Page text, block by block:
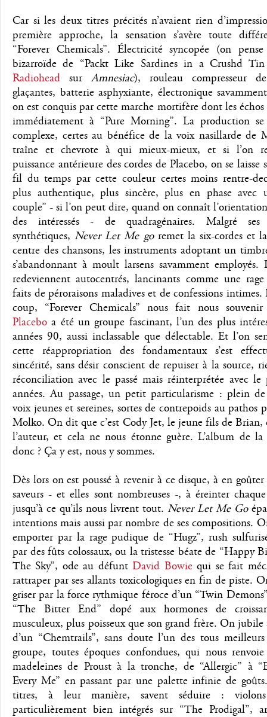
Car si les deux titres précités n’avaient rien
première approche, la sensation s’avère toute
“Forever Chemicals”. Électricité syncopée (on
bizarroïde de “Packt Like Sardines in a Crushd
Radiohead surAmnesiac), rouleau compresseur
glaçantes, batterie asphyxiante, électronique
on est conquis par cette marche mortifère dont les
immédiatement à “Pure Morning”. La production
complexe, certes au bénéfice de la voix nasillarde de
traîne et chevrote à qui mieux-mieux, et si l’on
puissance antérieure des cordes de Placebo, on se laisse
fil du temps par cette couleur certes moins rentre-
plus authentique, plus sincère, plus en phase avec
couple” - si l’on peut dire, quand on connaît
des intéressés - de quadragénaires. Malgré ses
synthétiques, Never Let Me goremet la six-cordes et
centre des chansons, les instruments adoptant un
s’abandonnant à moult larsens savamment employés.
redeviennent autocentrés, lancinants comme une
faits de péroraisons maladives et de confessions intimes.
coup, “Forever Chemicals” nous fait nous
Placebo a été un groupe fascinant, l’un des plus
années 90, aussi inclassable que délectable. Et l’on
cette réappropriation des fondamentaux s’est
sincérité, sans désir conscient de repuiser à la source,
réconciliation avec le passé mais réinterprétée avec le
années. Au passage, un petit particularisme : plein de
voix jeunes et sereines, sortes de contrepoids au pathos
Molko. On dit que c’est Cody Jet, le jeune fils de Brian,
l’auteur, et cela ne nous étonne guère. L’album de
donc ? Ça y est, nous y sommes.
Dès lors on est poussé à revenir à ce disque, à en
saveurs - et elles sont nombreuses -, à éreinter
jusqu’à ce qu’ils nous livrent tout. Never Let Me Go
intentions mais aussi par nombre de ses compositions.
emporter par la rage pudique de “Hugz”, rush
par des fûts colossaux, ou la tristesse béate de “Happy
The Sky”, ode au défuntDavid Bowiequi se fait
rattraper par ses allants toxicologiques en fin de piste.
griser par la force rythmique féroce d’un “Twin
“The Bitter End” dopé aux hormones de
musculeux, plus poisseux que son grand frère. On jubile
d’un “Chemtrails”, sans doute l’un des tous
groupe, toutes époques confondues, qui nous
madeleines de Proust à la tronche, de “Allergic” à
Every Me” en passant par une palette infinie de
titres, à leur manière, savent séduire : violons
particulièrement bien intégrés sur “The Prodigal”,